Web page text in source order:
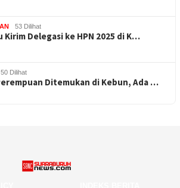
53 Dilihat
Kirim Delegasi ke HPN 2025 di K…
50 Dilihat
Ditemukan di Kebun, Ada …